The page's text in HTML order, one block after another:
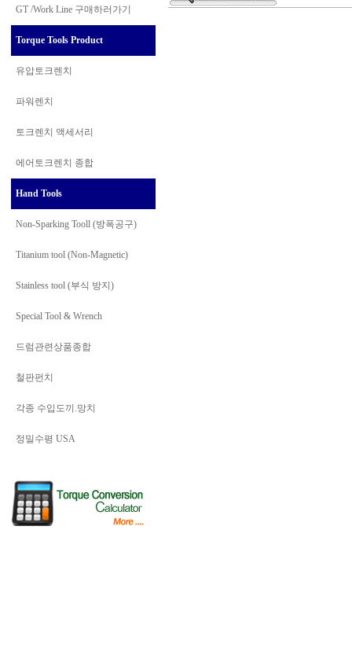
GT /Work Line 구매하러가기
Torque Tools Product
유압토크렌치
파워렌치
토크렌치 액세서리
에어토크렌치 종합
Hand Tools
Non-Sparking Tooll (방폭공구)
Titanium tool (Non-Magnetic)
Stainless tool (부식 방지)
Special Tool & Wrench
드럼관련상품종합
철판펀치
각종 수입도끼.망치
정밀수평 USA